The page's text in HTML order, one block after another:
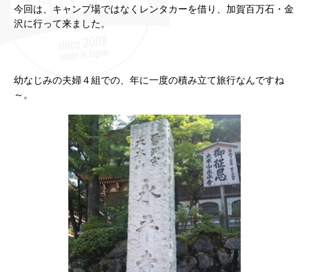
今回は、キャンプ場ではなくレンタカーを借り、加賀百万石・金
沢に行って来ました。
幼なじみの夫婦４組での、年に一度の積み立て旅行なんですね
～。